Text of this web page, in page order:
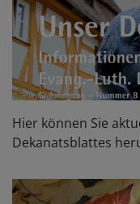
Hier können Sie
Dekanatsblattes